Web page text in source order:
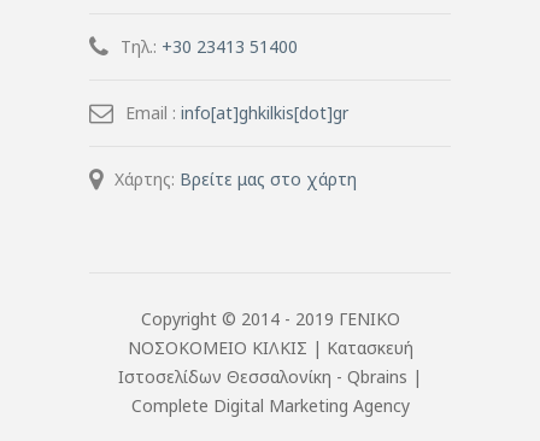
Τηλ.: +30 23413 51400
Email : info[at]ghkilkis[dot]gr
Χάρτης: Βρείτε μας στο χάρτη
Copyright © 2014 - 2019 ΓΕΝΙΚΟ
ΝΟΣΟΚΟΜΕΙΟ ΚΙΛΚΙΣ | Κατασκευή
Ιστοσελίδων Θεσσαλονίκη - Qbrains |
Complete Digital Marketing Agency